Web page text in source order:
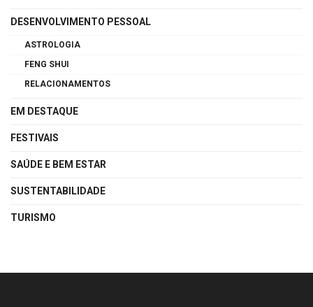
DESENVOLVIMENTO PESSOAL
ASTROLOGIA
FENG SHUI
RELACIONAMENTOS
EM DESTAQUE
FESTIVAIS
SAÚDE E BEM ESTAR
SUSTENTABILIDADE
TURISMO